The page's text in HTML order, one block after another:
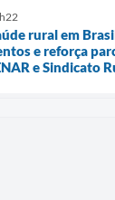
rural em
e reforça
e Sindicato